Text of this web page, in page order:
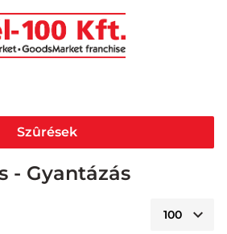
- Gyantázás
Szûrések